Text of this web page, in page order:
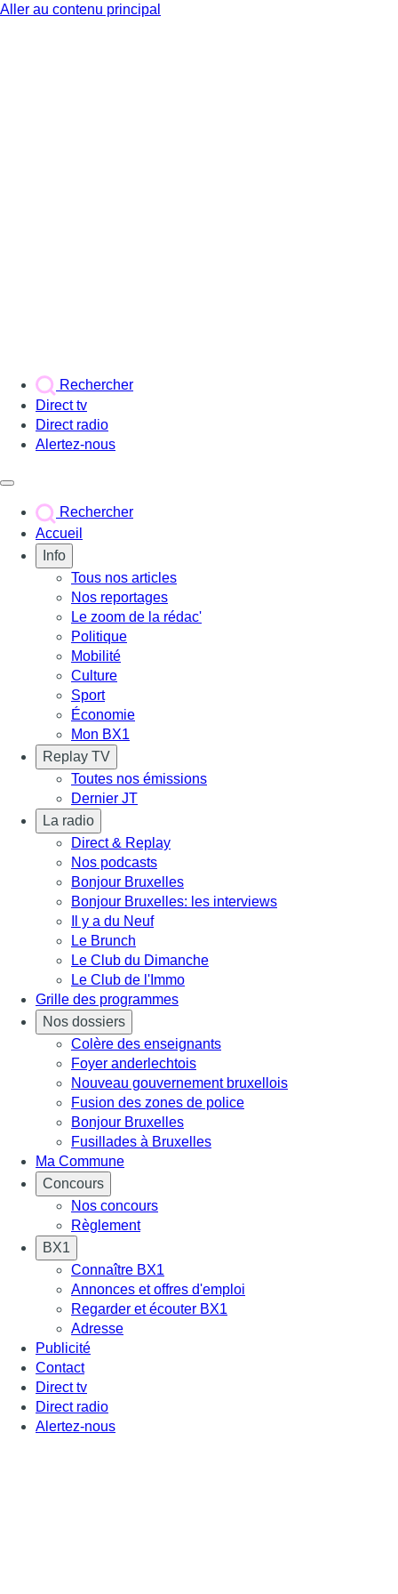
Aller au contenu principal
Rechercher
Direct tv
Direct radio
Alertez-nous
Rechercher
Accueil
Info
Tous nos articles
Nos reportages
Le zoom de la rédac'
Politique
Mobilité
Culture
Sport
Économie
Mon BX1
Replay TV
Toutes nos émissions
Dernier JT
La radio
Direct & Replay
Nos podcasts
Bonjour Bruxelles
Bonjour Bruxelles: les interviews
Il y a du Neuf
Le Brunch
Le Club du Dimanche
Le Club de l'Immo
Grille des programmes
Nos dossiers
Colère des enseignants
Foyer anderlechtois
Nouveau gouvernement bruxellois
Fusion des zones de police
Bonjour Bruxelles
Fusillades à Bruxelles
Ma Commune
Concours
Nos concours
Règlement
BX1
Connaître BX1
Annonces et offres d'emploi
Regarder et écouter BX1
Adresse
Publicité
Contact
Direct tv
Direct radio
Alertez-nous